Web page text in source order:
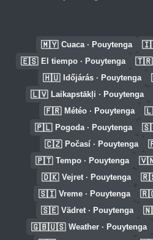
🇲🇾 Cuaca · Pouytenga
🇪🇸 El tiempo · Pouytenga 🇹🇷
🇭🇺 Időjárás · Pouytenga
🇱🇻 Laikapstākļi · Pouytenga
🇫🇷 Météo · Pouytenga
🇵🇱 Pogoda · Pouytenga
🇨🇿 Počasí · Pouytenga
🇵🇹 Tempo · Pouytenga
🇩🇰 Vejret · Pouytenga
🇸🇮 Vreme · Pouytenga
🇸🇪 Vädret · Pouytenga
🇬🇧🇺🇸 Weather · Pouytenga